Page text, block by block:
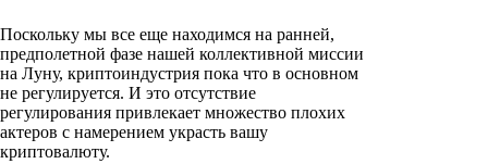
Поскольку мы все еще находимся на ранней,
предполетной фазе нашей коллективной миссии
на Луну, криптоиндустрия пока что в основном
не регулируется. И это отсутствие
регулирования привлекает множество плохих
актеров с намерением украсть вашу
криптовалюту.